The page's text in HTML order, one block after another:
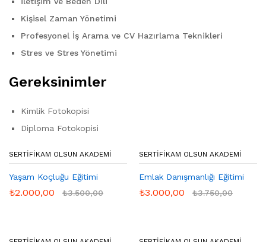
Kişisel Zaman Yönetimi
Profesyonel İş Arama ve CV Hazırlama Teknikleri
Stres ve Stres Yönetimi
Gereksinimler
Kimlik Fotokopisi
Diploma Fotokopisi
SERTIFIKAM OLSUN AKADEMI
Yaşam Koçluğu Eğitimi
₺2.000,00 ₺3.500,00
SERTIFIKAM OLSUN AKADEMI
Emlak Danışmanlığı Eğitimi
₺3.000,00 ₺3.750,00